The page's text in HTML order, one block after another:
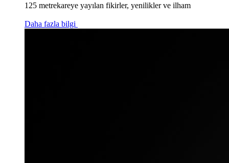
125 metrekareye yayılan fikirler, yenilikler ve ilham
Daha fazla bilgi